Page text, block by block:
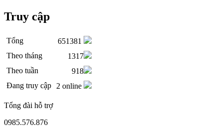
Truy cập
Tổng
651381
Theo tháng
1317
Theo tuần
918
Đang truy cập
2 online
Tổng đài hỗ trợ
0985.576.876